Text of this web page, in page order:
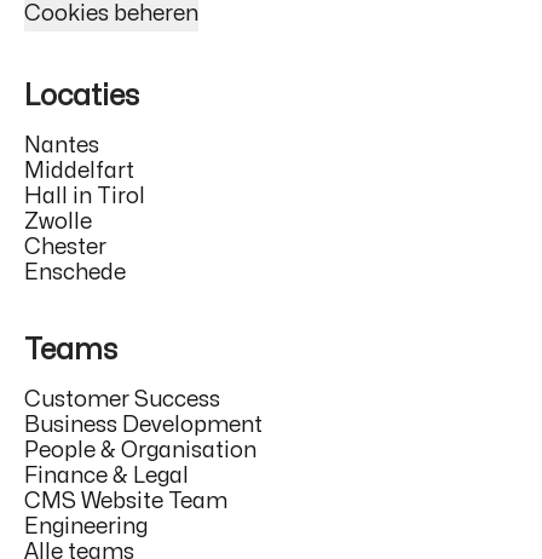
Cookies beheren
Locaties
Nantes
Middelfart
Hall in Tirol
Zwolle
Chester
Enschede
Teams
Customer Success
Business Development
People & Organisation
Finance & Legal
CMS Website Team
Engineering
Alle teams